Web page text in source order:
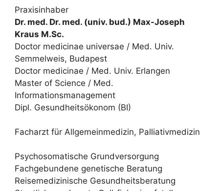
Praxisinhaber
Dr. med. Dr. med. (univ. bud.) Max-Joseph
Kraus M.Sc.
Doctor medicinae universae / Med. Univ.
Semmelweis, Budapest
Doctor medicinae / Med. Univ. Erlangen
Master of Science / Med.
Informationsmanagement
Dipl. Gesundheitsökonom (BI)
Facharzt für Allgemeinmedizin, Palliativmedizin
Psychosomatische Grundversorgung
Fachgebundene genetische Beratung
Reisemedizinische Gesundheitsberatung